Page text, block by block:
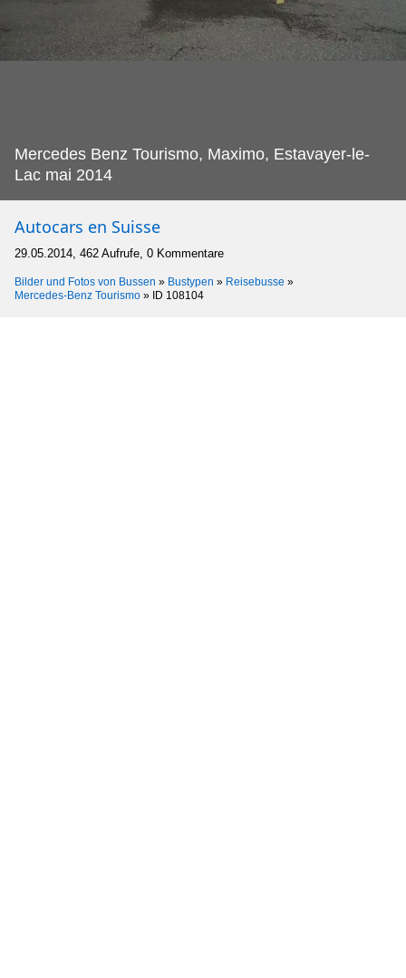
Mercedes Benz Tourismo, Maximo, Estavayer-le-
Lac mai 2014
Autocars en Suisse
29.05.2014, 462 Aufrufe, 0 Kommentare
Bilder und Fotos von Bussen » Bustypen » Reisebusse »
Mercedes-Benz Tourismo » ID 108104